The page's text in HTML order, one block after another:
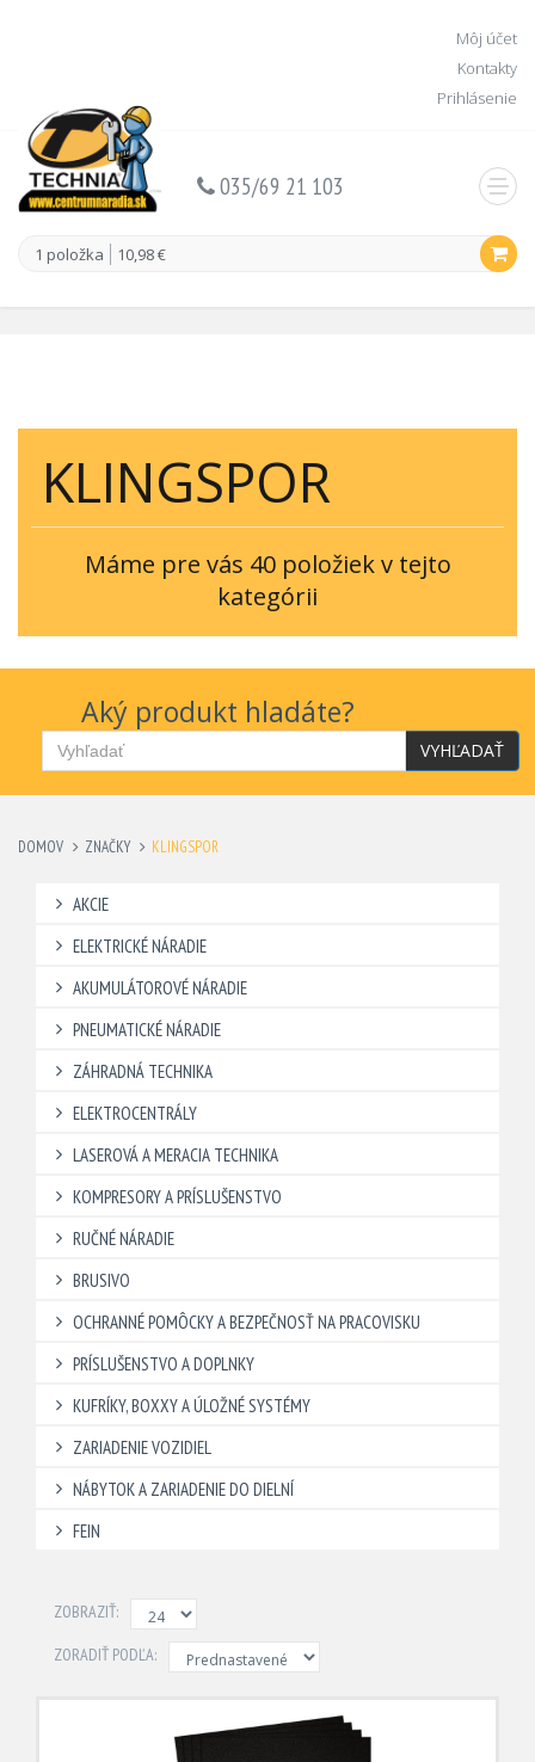
Môj účet
Kontakty
Prihlásenie
1 položka 10,98 €
035/69 21 103
KLINGSPOR
Máme pre vás 40 položiek v tejto
kategórii
Aký produkt hladáte?
VYHĽADAŤ
DOMOV ZNAČKY KLINGSPOR
AKCIE
ELEKTRICKÉ NÁRADIE
AKUMULÁTOROVÉ NÁRADIE
PNEUMATICKÉ NÁRADIE
ZÁHRADNÁ TECHNIKA
ELEKTROCENTRÁLY
LASEROVÁ A MERACIA TECHNIKA
KOMPRESORY A PRÍSLUŠENSTVO
RUČNÉ NÁRADIE
BRUSIVO
OCHRANNÉ POMÔCKY A BEZPEČNOSŤ NA PRACOVISKU
PRÍSLUŠENSTVO A DOPLNKY
KUFRÍKY, BOXXY A ÚLOŽNÉ SYSTÉMY
ZARIADENIE VOZIDIEL
NÁBYTOK A ZARIADENIE DO DIELNÍ
FEIN
ZOBRAZIŤ:
ZORADIŤ PODĽA: